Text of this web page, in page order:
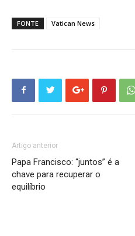
FONTE Vatican News
Artigo anterior
Papa Francisco: “juntos” é a
chave para recuperar o
equilíbrio